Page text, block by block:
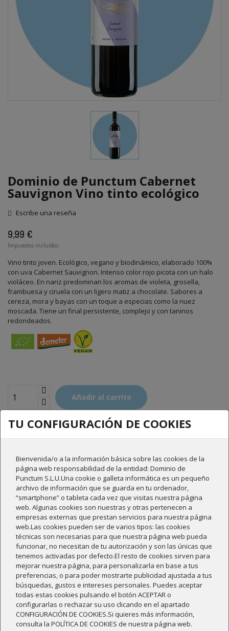
Dominio de Punctum Cabernet
Sauvignon Vino tinto ecológico
Escribe una reseña
9,99 €
Impuestos incluidos
Vino tinto joven. Ecológico, vegano y biodinámico, elaborado 100%
con uva Cabernet Sauvignon. Intenso color rojo picota con un halo
violáceo. En nariz predominan los aromas de violeta, grosella,
frambuesa y ciruela con un ligero matiz a chocolate. Sabores a
cereza, mora y bayas con un toque a especias como la nuez
moscada. Tiene un final persistente, complejo y con taninos
redondeados.
Añadir al carrito
Añadir para comparar
Compartir
DESCRIPCIÓN
DETALLES DEL PRODUCTO
RESEÑAS
Sobre el vino:
Dominio de Punctum es el nombre de nuestra bodega. El nombre no
le podría ir mejor a este vino, ya que representa las características
de la bodega: los característicos aromas del terroir, los valores de
una agricultura sostenible y la tradición vitivinícola centenaria por la
TU CONFIGURACIÓN DE COOKIES
Bienvenida/o a la información básica sobre las cookies de la
página web responsabilidad de la entidad: Dominio de
Punctum S.L.U.Una cookie o galleta informática es un pequeño
archivo de información que se guarda en tu ordenador,
“smartphone” o tableta cada vez que visitas nuestra página
web. Algunas cookies son nuestras y otras pertenecen a
empresas externas que prestan servicios para nuestra página
web.Las cookies pueden ser de varios tipos: las cookies
técnicas son necesarias para que nuestra página web pueda
funcionar, no necesitan de tu autorización y son las únicas que
tenemos activadas por defecto.El resto de cookies sirven para
mejorar nuestra página, para personalizarla en base a tus
preferencias, o para poder mostrarte publicidad ajustada a tus
búsquedas, gustos e intereses personales. Puedes aceptar
todas estas cookies pulsando el botón ACEPTAR o
configurarlas o rechazar su uso clicando en el apartado
CONFIGURACIÓN DE COOKIES.Si quieres más información,
consulta la POLÍTICA DE COOKIES de nuestra página web.